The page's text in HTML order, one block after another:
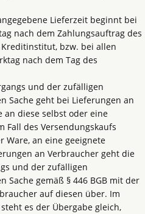
Lieferzeit beginnt bei
nach dem Zahlungsauftrag des
bzw. bei allen
nach dem Tag des
und der zufälligen
Sache geht bei Lieferungen an
diese selbst oder eine
Fall des Versendungskaufs
Ware, an eine geeignete
an Verbraucher geht die
und der zufälligen
Sache gemäß § 446 BGB mit der
auf diesen über. Im
es der Übergabe gleich,